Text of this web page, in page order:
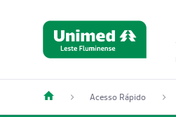
Acesso Rápido